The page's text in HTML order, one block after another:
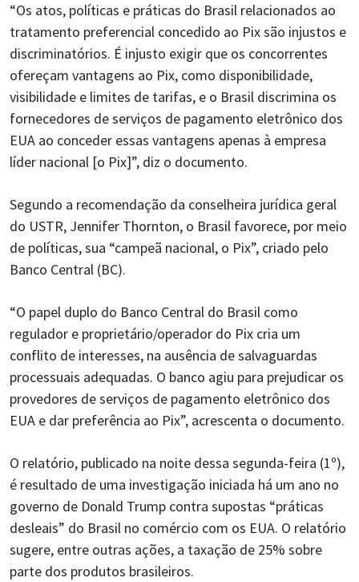
“Os atos, políticas e práticas do Brasil relacionados ao
tratamento preferencial concedido ao Pix são injustos e
discriminatórios. É injusto exigir que os concorrentes
ofereçam vantagens ao Pix, como disponibilidade,
visibilidade e limites de tarifas, e o Brasil discrimina os
fornecedores de serviços de pagamento eletrônico dos
EUA ao conceder essas vantagens apenas à empresa
líder nacional [o Pix]”, diz o documento.
Segundo a recomendação da conselheira jurídica geral
do USTR, Jennifer Thornton, o Brasil favorece, por meio
de políticas, sua “campeã nacional, o Pix”, criado pelo
Banco Central (BC).
“O papel duplo do Banco Central do Brasil como
regulador e proprietário/operador do Pix cria um
conflito de interesses, na ausência de salvaguardas
processuais adequadas. O banco agiu para prejudicar os
provedores de serviços de pagamento eletrônico dos
EUA e dar preferência ao Pix”, acrescenta o documento.
O relatório, publicado na noite dessa segunda-feira (1º),
é resultado de uma investigação iniciada há um ano no
governo de Donald Trump contra supostas “práticas
desleais” do Brasil no comércio com os EUA. O relatório
sugere, entre outras ações, a taxação de 25% sobre
parte dos produtos brasileiros.